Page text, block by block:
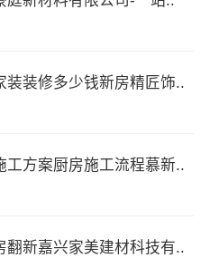
装装修多少钱新房精匠饰..
工方案厨房施工流程慕新..
翻新嘉兴家美建材科技有..